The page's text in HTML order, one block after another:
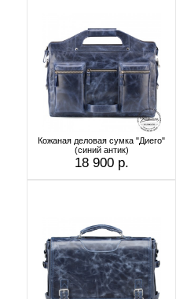
Кожаная деловая сумка "Диего"
(синий антик)
18 900 р.